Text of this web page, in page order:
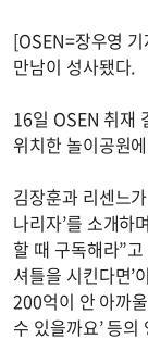
[OSEN=장우영
만남이 성사됐다.
16일 OSEN 취재
위치한 놀이공원
김장훈과 리센느
나리자’를 소개하
할 때 구독해라”
셔틀을 시킨다면’
200억이 안 아까
수 있을까요’ 등